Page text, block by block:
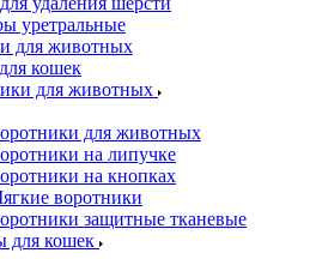
уретральные
для животных
кошек
для животных
для животных
на липучке
на кнопках
воротники
защитные тканевые
для кошек